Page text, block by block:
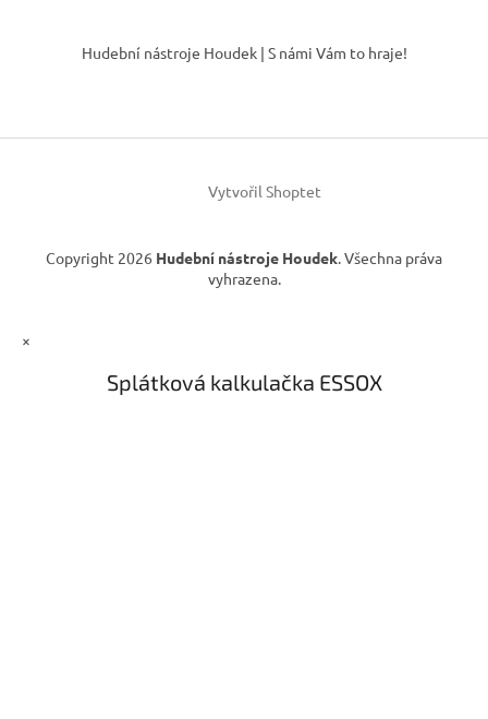
a
r
k
y
p
i
í
Hudební nástroje Houdek | S námi Vám to hraje!
Vytvořil Shoptet
Copyright 2026 Hudební nástroje Houdek. Všechna práva
vyhrazena.
×
Splátková kalkulačka ESSOX